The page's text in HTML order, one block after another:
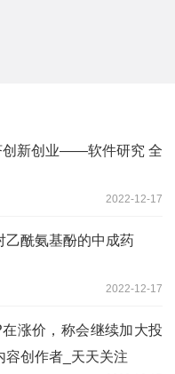
创新创业——软件研究 全
2022-12-17
乙酰氨基酚的中成药
2022-12-17
涨价，称会继续加大投
容创作者_天天关注